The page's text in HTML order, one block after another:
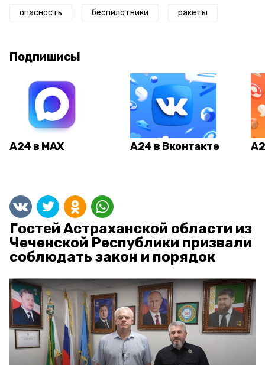
опасность беспилотники ракеты
Подпишись!
А24 в MAX А24 в Вконтакте
Гостей Астраханской области из
Чеченской Республики призвали
соблюдать закон и порядок